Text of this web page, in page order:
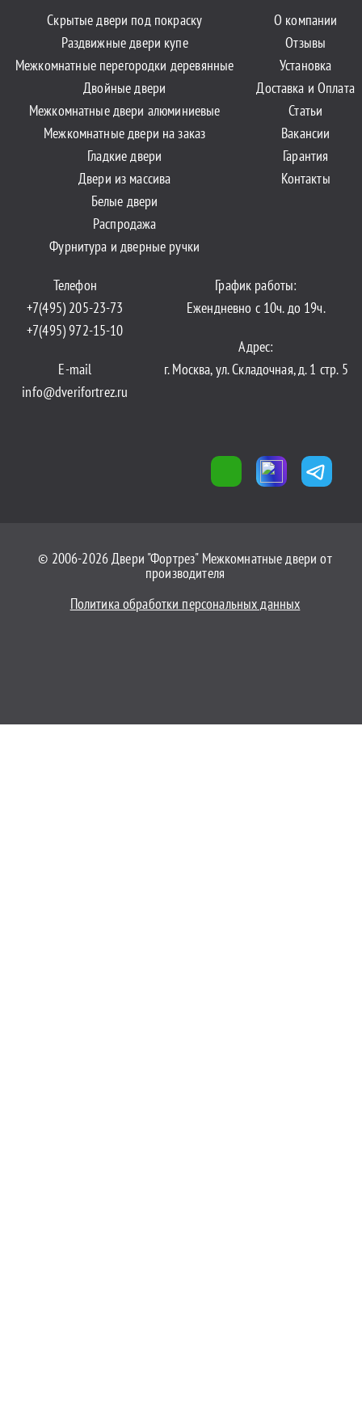
Скрытые двери под покраску
Раздвижные двери купе
Межкомнатные перегородки деревянные
Двойные двери
Межкомнатные двери алюминиевые
Межкомнатные двери на заказ
Гладкие двери
Двери из массива
Белые двери
Распродажа
Фурнитура и дверные ручки
О компании
Отзывы
Установка
Доставка и Оплата
Статьи
Вакансии
Гарантия
Контакты
Телефон
+7(495) 205-23-73
+7(495) 972-15-10
E-mail
info@dverifortrez.ru
График работы:
Ежендневно с 10ч. до 19ч.
Адрес:
г. Москва, ул. Складочная, д. 1 стр. 5
© 2006-2026 Двери "Фортрез" Межкомнатные двери от
производителя
Политика обработки персональных данных